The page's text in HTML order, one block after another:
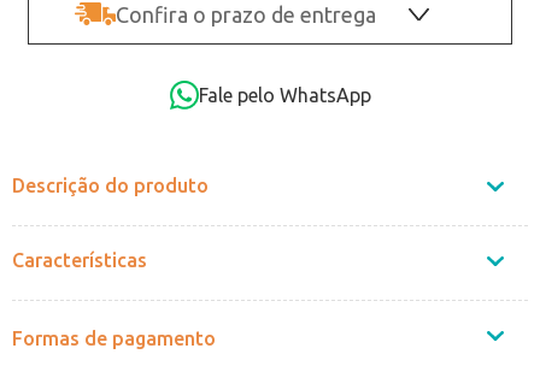
Confira o prazo de entrega
Fale pelo WhatsApp
Descrição do produto
Características
Formas de pagamento